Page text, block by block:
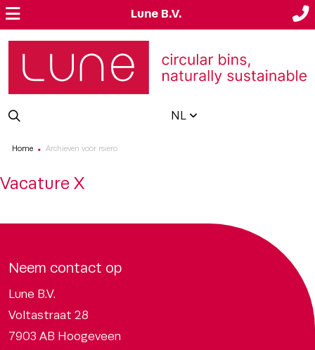
Lune B.V.
NL
Home ■ Archieven voor rsiero
Vacature X
Neem contact op
Lune B.V.
Voltastraat 28
7903 AB Hoogeveen